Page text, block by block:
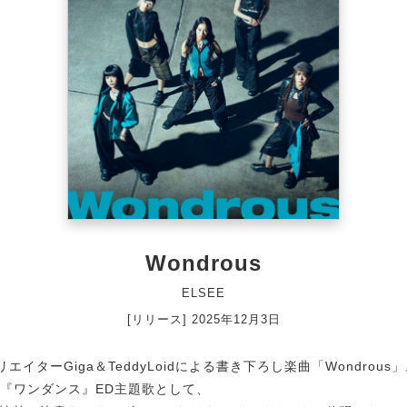
Wondrous
ELSEE
[リリース] 2025年12月3日
エイターGiga＆TeddyLoidによる書き下ろし楽曲「Wondrous
ワンダンス』ED主題歌として、